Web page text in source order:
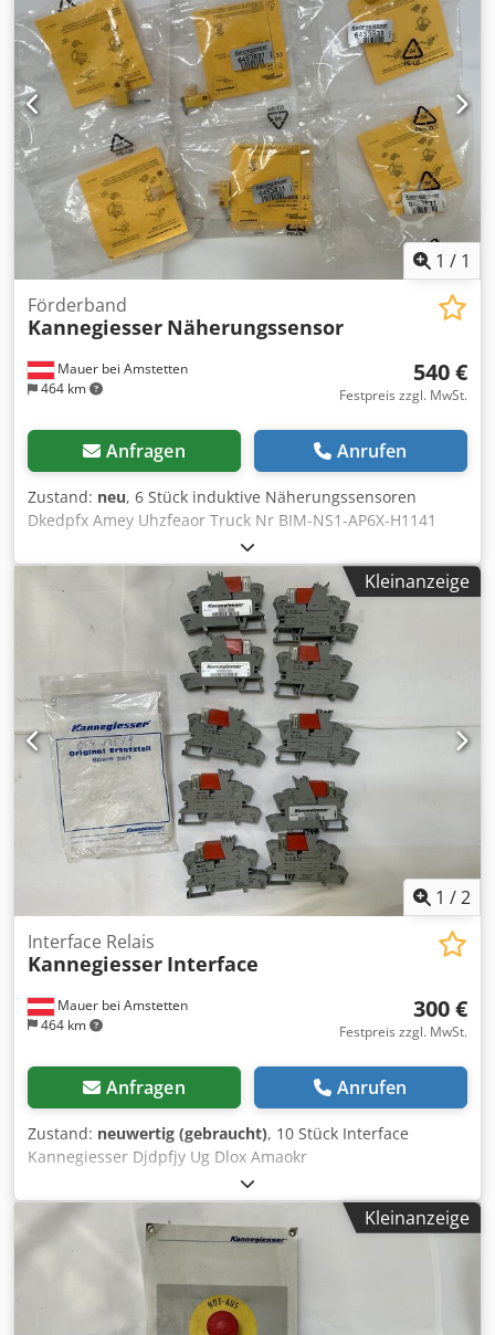
1 / 1
Mauer bei Amstetten
464 km
Förderband
Kannegiesser Näherungssensor
540 €
Festpreis zzgl. MwSt.
Anfragen Anrufen
Zustand: neu, 6 Stück induktive Näherungssensoren
Dkedpfx Amey Uhzfeaor Truck Nr BIM-NS1-AP6X-H1141
Kleinanzeige
1 /2
Mauer bei Amstetten
464 km
Interface Relais
Kannegiesser Interface
300 €
Festpreis zzgl. MwSt.
Anfragen Anrufen
Zustand: neuwertig (gebraucht), 10 Stück Interface
Kannegiesser Djdpfjy Ug Dlox Amaokr
Kleinanzeige